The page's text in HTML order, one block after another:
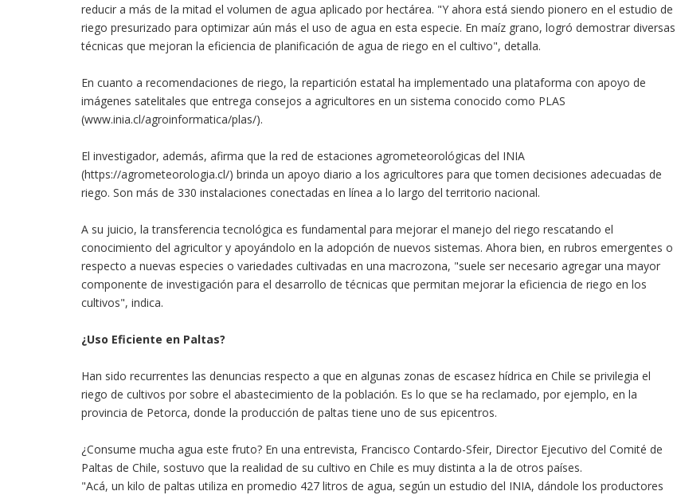
reducir a más de la mitad el volumen de agua aplicado por hectárea. "Y ahora está siendo pionero en el estudio de
riego presurizado para optimizar aún más el uso de agua en esta especie. En maíz grano, logró demostrar diversas
técnicas que mejoran la eficiencia de planificación de agua de riego en el cultivo", detalla.
En cuanto a recomendaciones de riego, la repartición estatal ha implementado una plataforma con apoyo de
imágenes satelitales que entrega consejos a agricultores en un sistema conocido como PLAS
(www.inia.cl/agroinformatica/plas/).
El investigador, además, afirma que la red de estaciones agrometeorológicas del INIA
(https://agrometeorologia.cl/) brinda un apoyo diario a los agricultores para que tomen decisiones adecuadas de
riego. Son más de 330 instalaciones conectadas en línea a lo largo del territorio nacional.
A su juicio, la transferencia tecnológica es fundamental para mejorar el manejo del riego rescatando el
conocimiento del agricultor y apoyándolo en la adopción de nuevos sistemas. Ahora bien, en rubros emergentes o
respecto a nuevas especies o variedades cultivadas en una macrozona, "suele ser necesario agregar una mayor
componente de investigación para el desarrollo de técnicas que permitan mejorar la eficiencia de riego en los
cultivos", indica.
¿Uso Eficiente en Paltas?
Han sido recurrentes las denuncias respecto a que en algunas zonas de escasez hídrica en Chile se privilegia el
riego de cultivos por sobre el abastecimiento de la población. Es lo que se ha reclamado, por ejemplo, en la
provincia de Petorca, donde la producción de paltas tiene uno de sus epicentros.
¿Consume mucha agua este fruto? En una entrevista, Francisco Contardo-Sfeir, Director Ejecutivo del Comité de
Paltas de Chile, sostuvo que la realidad de su cultivo en Chile es muy distinta a la de otros países.
"Acá, un kilo de paltas utiliza en promedio 427 litros de agua, según un estudio del INIA, dándole los productores